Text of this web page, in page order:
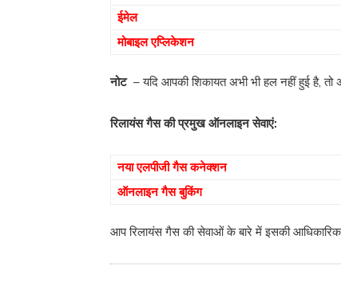
ईमेल
मोबाइल एप्लिकेशन
नोट– यदि आपकी शिकायत अभी भी हल नहीं हुई है,
रिलायंस गैस की प्रमुख ऑनलाइन सेवाएं:
नया एलपीजी गैस कनेक्शन
ऑनलाइन गैस बुकिंग
आप रिलायंस गैस की सेवाओं के बारे में इसकी